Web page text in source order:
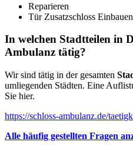
Reparieren
Tür Zusatzschloss Einbauen
In welchen Stadtteilen in
Ambulanz tätig?
Wir sind tätig in der gesamten
umliegenden Städten. Eine
Sie hier.
https://schloss-ambulanz.de/
Alle häufig gestellten Fragen